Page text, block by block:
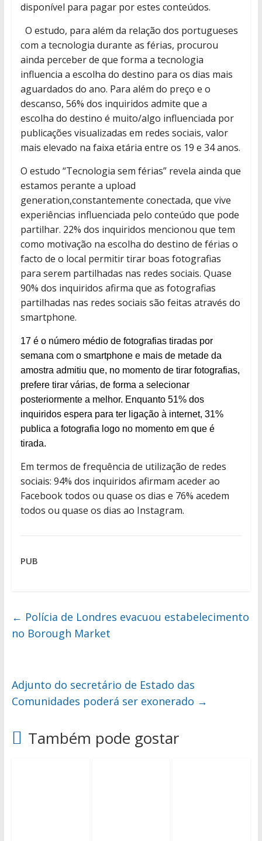
disponível para pagar por estes conteúdos.
O estudo, para além da relação dos portugueses
com a tecnologia durante as férias, procurou
ainda perceber de que forma a tecnologia
influencia a escolha do destino para os dias mais
aguardados do ano. Para além do preço e o
descanso, 56% dos inquiridos admite que a
escolha do destino é muito/algo influenciada por
publicações visualizadas em redes sociais, valor
mais elevado na faixa etária entre os 19 e 34 anos.
O estudo “Tecnologia sem férias” revela ainda que
estamos perante a upload
generation,constantemente conectada, que vive
experiências influenciada pelo conteúdo que pode
partilhar. 22% dos inquiridos mencionou que tem
como motivação na escolha do destino de férias o
facto de o local permitir tirar boas fotografias
para serem partilhadas nas redes sociais. Quase
90% dos inquiridos afirma que as fotografias
partilhadas nas redes sociais são feitas através do
smartphone.
17 é o número médio de fotografias tiradas por
semana com o smartphone e mais de metade da
amostra admitiu que, no momento de tirar fotografias,
prefere tirar várias, de forma a selecionar
posteriormente a melhor. Enquanto 51% dos
inquiridos espera para ter ligação à internet, 31%
publica a fotografia logo no momento em que é
tirada.
Em termos de frequência de utilização de redes
sociais: 94% dos inquiridos afirmam aceder ao
Facebook todos ou quase os dias e 76% acedem
todos ou quase os dias ao Instagram.
PUB
← Polícia de Londres evacuou estabelecimento
no Borough Market
Adjunto do secretário de Estado das
Comunidades poderá ser exonerado →
Também pode gostar